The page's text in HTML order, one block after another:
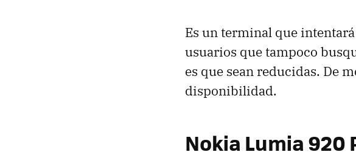
Es un terminal que
usuarios que tampoco
es que sean reducidas. De
disponibilidad.
Nokia Lumia 920